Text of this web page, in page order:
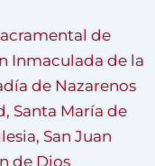
de
Inmaculada de la
de Nazarenos
Santa María de
San Juan
de Dios